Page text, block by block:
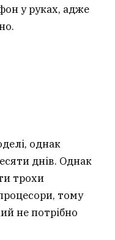
у руках, адже
однак
днів. Однак
трохи
тому
не потрібно